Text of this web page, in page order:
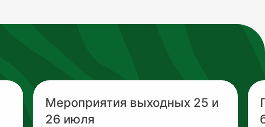
Мероприятия выходных 25 и
26 июля